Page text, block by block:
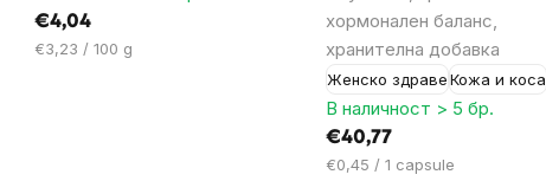
€4,04
Цена
€3,23 / 100 g
хормонален баланс,
хранителна добавка
Женско здравеКожа и коса
В наличност > 5 бр.
€40,77
Цена
€0,45 / 1 capsule